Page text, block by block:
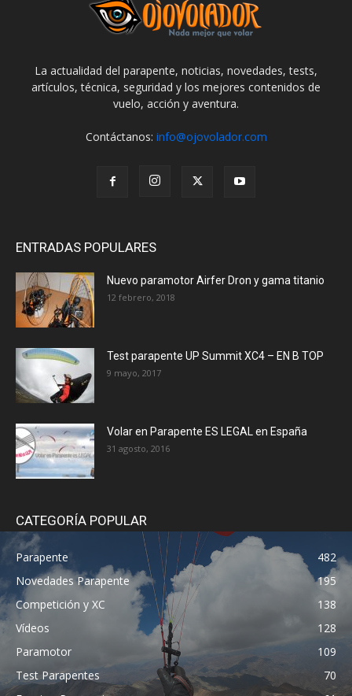
La actualidad del parapente, noticias, novedades, tests,
artículos, técnica, seguridad y los mejores contenidos de
vuelo, acción y aventura.
Contáctanos: info@ojovolador.com
ENTRADAS POPULARES
Nuevo paramotor Airfer Dron y gama titanio
12 febrero, 2018
Test parapente UP Summit XC4 – EN B TOP
9 mayo, 2017
Volar en Parapente ES LEGAL en España
31 agosto, 2016
CATEGORÍA POPULAR
Parapente
482
Novedades Parapente
195
Competición y XC
138
Vídeos
128
Paramotor
109
Test Parapentes
70